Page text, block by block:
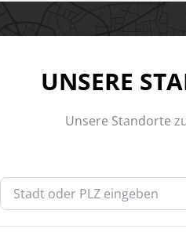
UNSERE
Unsere Standorte